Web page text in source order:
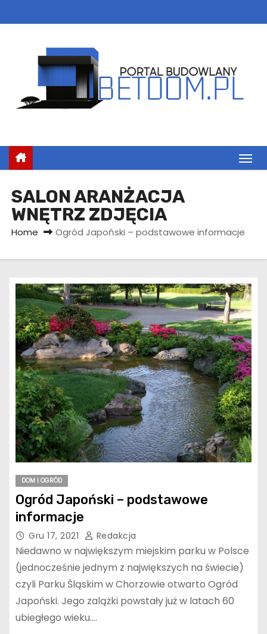
k
e
SALON ARANŻACJA
WNĘTRZ ZDJĘCIA
Home Ogród Japoński – podstawowe informacje
DOM I OGRÓD
Ogród Japoński – podstawowe
informacje
Gru 17, 2021 Redakcja
Niedawno w największym miejskim parku w Polsce
(jednocześnie jednym z największych na świecie)
czyli Parku Śląskim w Chorzowie otwarto Ogród
Japoński. Jego zalążki powstały już w latach 60
ubiegłego wieku.…